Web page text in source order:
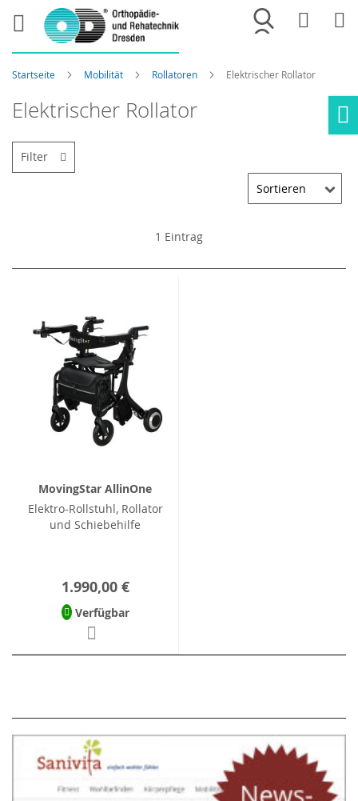
Merkliste
Startseite Mobilität Rollatoren Elektrischer Rollator
Elektrischer Rollator
1 Eintrag
MovingStar AllinOne
Elektro-Rollstuhl, Rollator
und Schiebehilfe
1.990,00 €
Verfügbar
Filter